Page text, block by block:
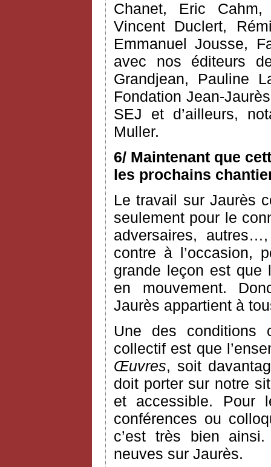
Chanet, Eric Cahm,
Vincent Duclert,
Emmanuel Jousse,
avec nos éditeurs
Grandjean, Pauline
Fondation Jean-
SEJ et d’ailleurs,
Muller.
6/ Maintenant que
les prochains
Le travail sur Jaurès
seulement pour le
adversaires,
contre à l’occasion,
grande leçon est que
en mouvement.
Jaurès appartient à
Une des conditions
collectif est que
Œuvres, soit
doit porter sur notre
et accessible. Pour
conférences ou
c’est très bien
neuves sur Jaurès.